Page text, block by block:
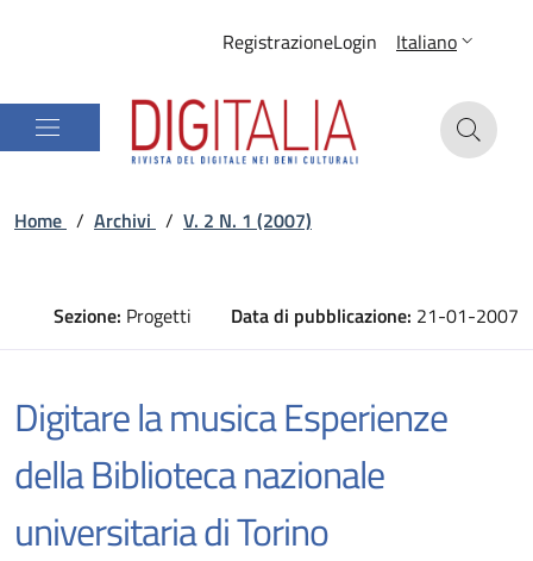
RegistrazioneLogin Italiano
Home / Archivi / V. 2 N. 1 (2007)
Sezione: Progetti Data di pubblicazione: 21-01-2007
Digitare la musica Esperienze
della Biblioteca nazionale
universitaria di Torino